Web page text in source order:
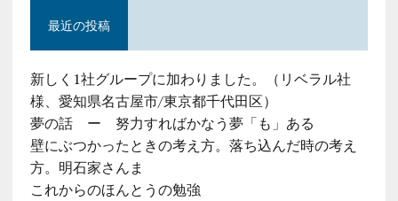
最近の投稿
新しく1社グループに加わりました。（リベラル社
様、愛知県名古屋市/東京都千代田区）
夢の話 ー 努力すればかなう夢「も」ある
壁にぶつかったときの考え方。落ち込んだ時の考え
方。明石家さんま
これからのほんとうの勉強